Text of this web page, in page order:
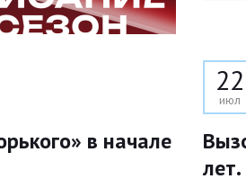
в начале
22
июл